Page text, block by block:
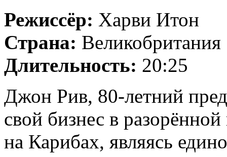
Режиссёр: Харви Итон
Страна: Великобритания
Длительность: 20:25
Джон Рив, 80-летний
свой бизнес в
на Карибах, являясь